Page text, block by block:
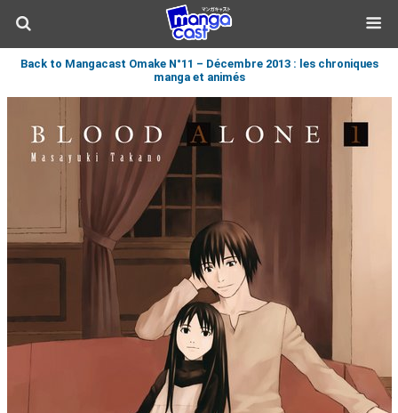
Back to Mangacast Omake N°11 – Décembre 2013 : les chroniques
manga et animés